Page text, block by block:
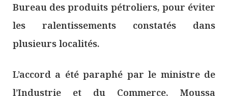
Bureau des produits pétroliers, pour éviter
les ralentissements constatés dans
plusieurs localités.
L’accord a été paraphé par le ministre de
l’Industrie et du Commerce, Moussa